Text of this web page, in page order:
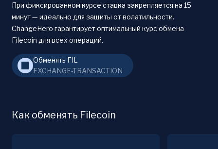
При фиксированном курсе ставка закрепляется на 15
минут — идеально для защиты от волатильности.
ChangeHero гарантирует оптимальный курс обмена
Filecoin для всех операций.
Обменять FIL
EXCHANGE-TRANSACTION
Как обменять Filecoin